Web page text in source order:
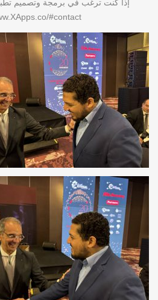
إذا كنت ترغب في برمجة وتصميم
#contact